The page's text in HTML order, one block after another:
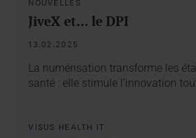
NOUVELLES
JiveX et... le DPI
13.02.2025
La numérisation transforme les
santé : elle stimule l’innovation
VISUS HEALTH IT